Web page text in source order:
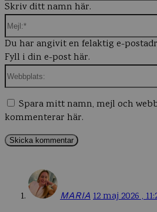
MARIA 12 maj 2026 ,
Skriv ditt namn här.
Du har angivit en felaktig e-
Fyll i din e-post här.
Spara mitt namn, mejl och
kommenterar här.